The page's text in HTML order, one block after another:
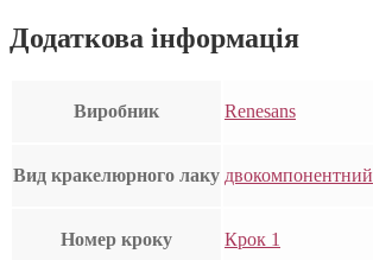
Додаткова інформація
Виробник Renesans
Вид кракелюрного лаку двокомпонентний
Номер кроку Крок 1